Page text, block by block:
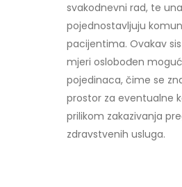
svakodnevni rad, te
pojednostavljuju
pacijentima. Ovakav
mjeri oslobođen
pojedinaca, čime se
prostor za eventualne
prilikom zakazivanja
zdravstvenih usluga.